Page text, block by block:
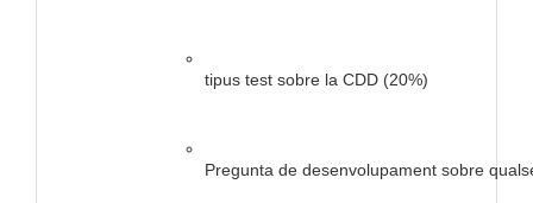
tipus test sobre la CDD (20%)
Pregunta de desenvolupament sobre